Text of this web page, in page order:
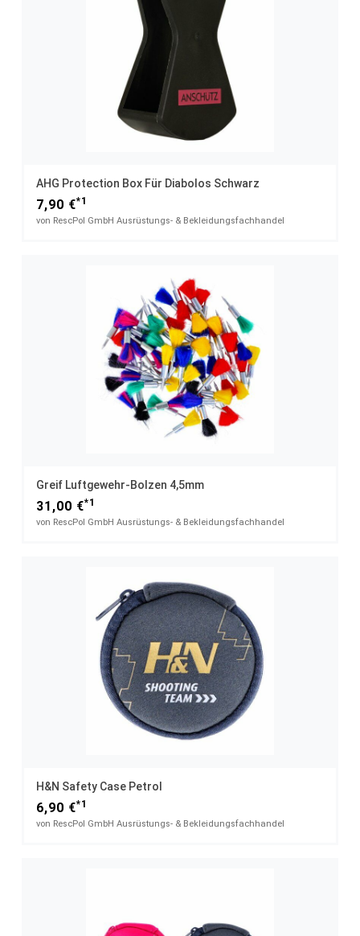
AHG Protection Box Für Diabolos Schwarz
7,90 €*1
von RescPol GmbH Ausrüstungs- & Bekleidungsfachhandel
Greif Luftgewehr-Bolzen 4,5mm
31,00 €*1
von RescPol GmbH Ausrüstungs- & Bekleidungsfachhandel
H&N Safety Case Petrol
6,90 €*1
von RescPol GmbH Ausrüstungs- & Bekleidungsfachhandel